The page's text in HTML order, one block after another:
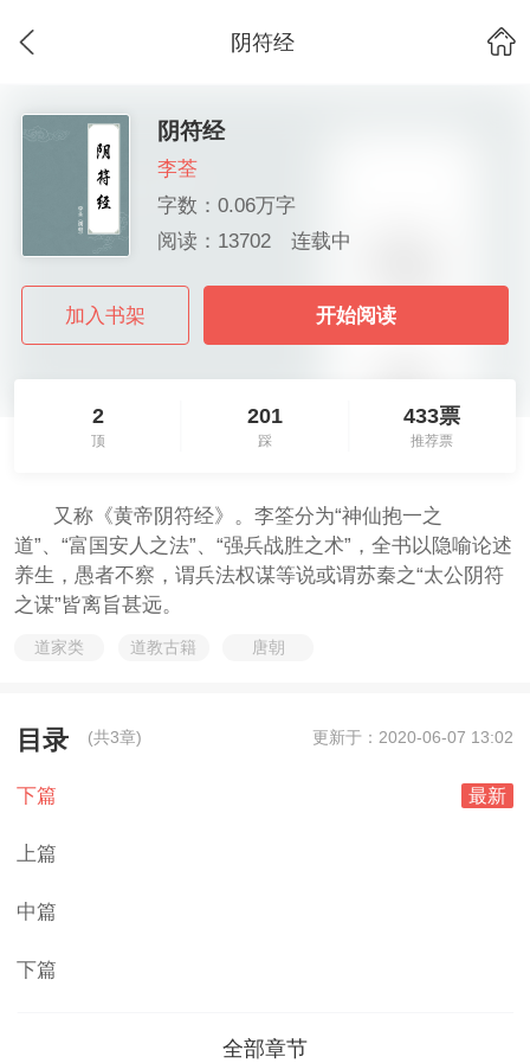
阴符经
阴符经
李荃
字数：0.06万字
阅读：13702
连载中
加入书架 开始阅读
2
顶
201
踩
433票
推荐票
又称《黄帝阴符经》。李筌分为“神仙抱一之
道”、“富国安人之法”、“强兵战胜之术”，全书以隐喻论述
养生，愚者不察，谓兵法权谋等说或谓苏秦之“太公阴符
之谋”皆离旨甚远。
道家类 道教古籍 唐朝
目录 (共3章) 更新于：2020-06-07 13:02
下篇 最新
上篇
中篇
下篇
全部章节